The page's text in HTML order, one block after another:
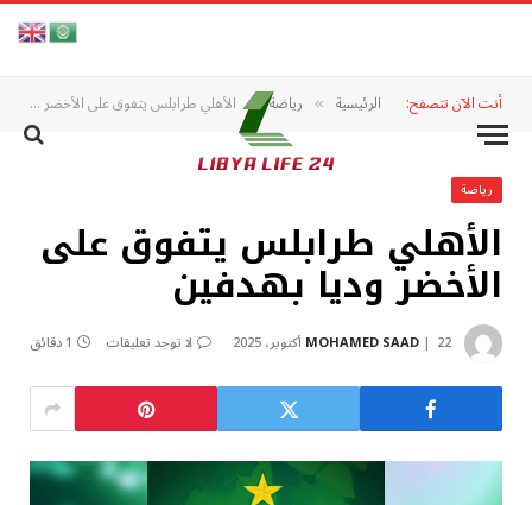
أنت الآن تتصفح: الرئيسية » رياضة » الأهلي طرابلس يتفوق على الأخضر وديا بهدفين
رياضة
الأهلي طرابلس يتفوق على
الأخضر وديا بهدفين
MOHAMED SAAD 22 أكتوبر، 2025 لا توجد تعليقات 1 دقائق